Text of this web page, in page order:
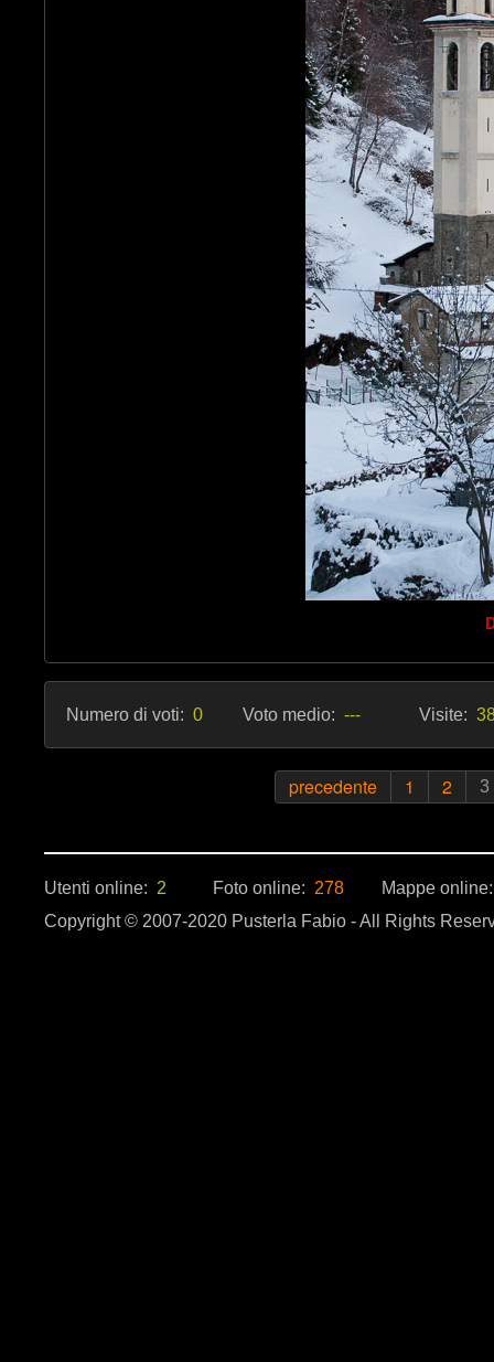
Numero di voti: 0 Voto medio: --- Visite:
precedente 1 2 3
Utenti online: 2 Foto online: 278
Mappe
Copyright © 2007-2020 Pusterla Fabio - All Rights